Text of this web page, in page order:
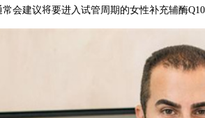
常会建议将要进入试管周期的女性补充辅酶